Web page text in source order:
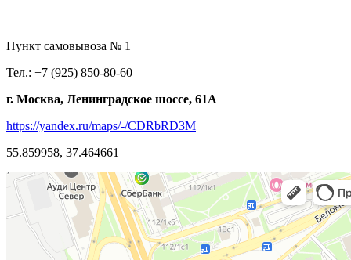
Пункт самовывоза № 1
Тел.: +7 (925) 850-80-60
г. Москва, Ленинградское шоссе, 61А
https://yandex.ru/maps/-/CDRbRD3M
55.859958, 37.464661